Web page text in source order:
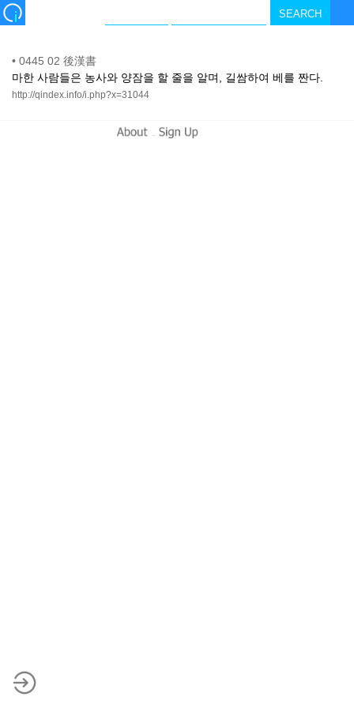
• 0445 02 後漢書
마한 사람들은 농사와 양잠을 할 줄을 알며, 길쌈하여 베를 짠다.
http://qindex.info/i.php?x=31044
-